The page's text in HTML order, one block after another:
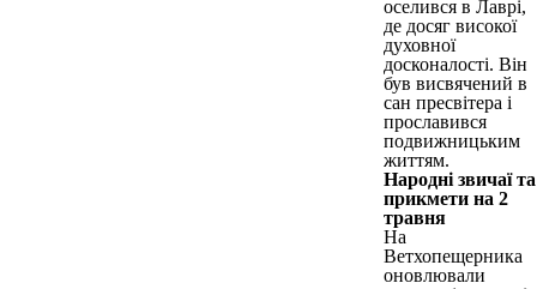
оселився в Лаврі,
де досяг високої
духовної
досконалості. Він
був висвячений в
сан пресвітера і
прославився
подвижницьким
життям.
Народні звичаї та
прикмети на 2
травня
На
Ветхопещерника
оновлювали